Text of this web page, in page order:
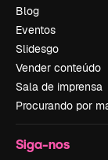
Blog
Eventos
Slidesgo
Vender conteúdo
Sala de imprensa
Procurando por
Siga-nos